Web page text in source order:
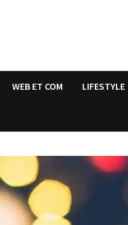
WEB ET COM LIFESTYLE